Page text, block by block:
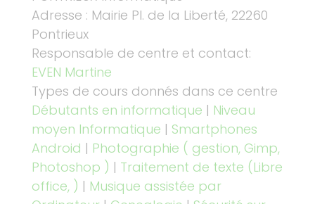
Adresse : Mairie Pl. de la Liberté, 22260
Pontrieux
Responsable de centre et contact:
EVEN Martine
Types de cours donnés dans ce centre
Débutants en informatique | Niveau
moyen Informatique | Smartphones
Android | Photographie ( gestion, Gimp,
Photoshop ) | Traitement de texte (Libre
office, ) | Musique assistée par